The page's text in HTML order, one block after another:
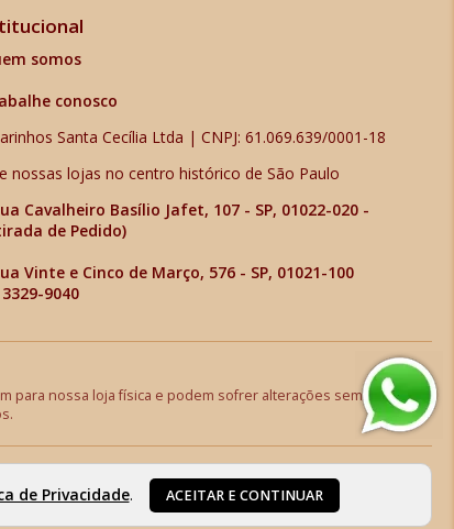
somos
conosco
Santa Cecília Ltda | CNPJ: 61.069.639/0001-18
nossas lojas no centro histórico de São Paulo
Cavalheiro Basílio Jafet, 107 - SP, 01022-020 -
de Pedido)
Vinte e Cinco de Março, 576 - SP, 01021-100
9040
para nossa loja física e podem sofrer alterações sem aviso
de Privacidade. ACEITAR E CONTINUAR